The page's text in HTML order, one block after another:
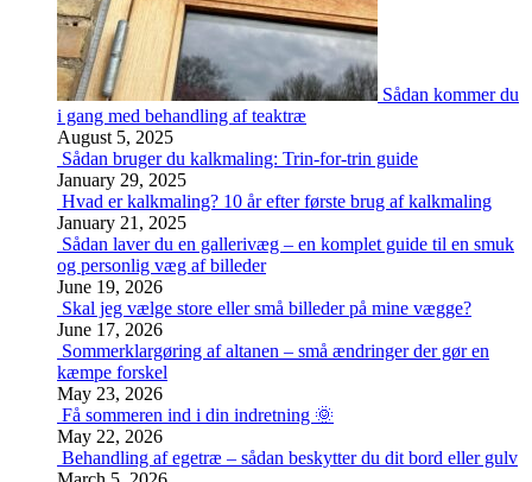
Sådan kommer du
i gang med behandling af teaktræ
August 5, 2025
Sådan bruger du kalkmaling: Trin-for-trin guide
January 29, 2025
Hvad er kalkmaling? 10 år efter første brug af kalkmaling
January 21, 2025
Sådan laver du en gallerivæg – en komplet guide til en smuk
og personlig væg af billeder
June 19, 2026
Skal jeg vælge store eller små billeder på mine vægge?
June 17, 2026
Sommerklargøring af altanen – små ændringer der gør en
kæmpe forskel
May 23, 2026
Få sommeren ind i din indretning 🌞
May 22, 2026
Behandling af egetræ – sådan beskytter du dit bord eller gulv